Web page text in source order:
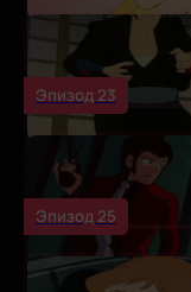
Эпизод 23
Эпизод 25